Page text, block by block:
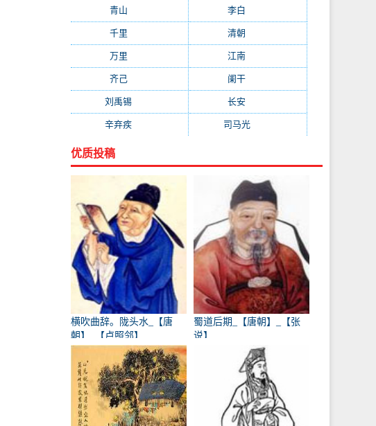
青山 李白
千里 清朝
万里 江南
齐己(781) 阑干
刘禹锡 长安
辛弃疾 司马光(601)
优质投稿
横吹曲辞。陇头水_【唐
朝】_【卢照邻】
蜀道后期_【唐朝】_【张
说】